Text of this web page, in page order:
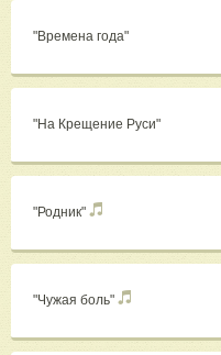
"Времена года"
"На Крещение Руси"
"Родник"
"Чужая боль"